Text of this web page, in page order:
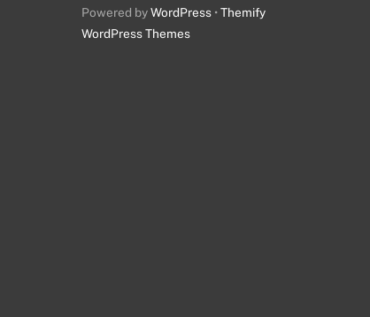
Powered byWordPress •Themify
WordPress Themes